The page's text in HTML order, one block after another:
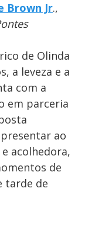
Brown Jr.,
de Olinda
a leveza e a
com a
em parceria
ao
acolhedora,
de
tarde de